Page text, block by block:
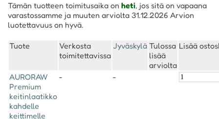
Tämän tuotteen toimitusaika on heti, jos sitä on vapaana
varastossamme ja muuten arviolta 31.12.2026 Arvion
luotettavuus on hyvä.
Tuote
Verkosta
toimitettavissa
Jyväskylä Tulossa
lisää
arviolta
Lisää
AURORAW
Premium
keitinlaatikko
kahdelle
keittimelle
- -